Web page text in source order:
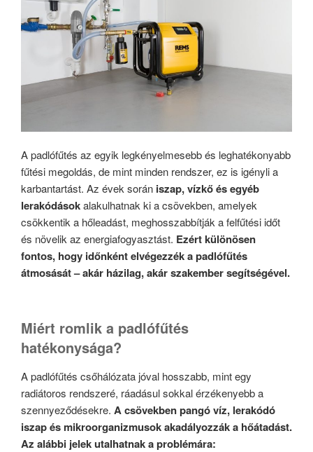
A padlófűtés az egyik legkényelmesebb és leghatékonyabb
fűtési megoldás, de mint minden rendszer, ez is igényli a
karbantartást. Az évek során iszap, vízkő és egyéb
lerakódásokalakulhatnak ki a csövekben, amelyek
csökkentik a hőleadást, meghosszabbítják a felfűtési időt
és növelik az energiafogyasztást. Ezért különösen
fontos, hogy időnként elvégezzék a padlófűtés
átmosását – akár házilag, akár szakember segítségével.
Miért romlik a padlófűtés
hatékonysága?
A padlófűtés csőhálózata jóval hosszabb, mint egy
radiátoros rendszeré, ráadásul sokkal érzékenyebb a
szennyeződésekre. A csövekben pangó víz, lerakódó
iszap és mikroorganizmusok akadályozzák a hőátadást.
Az alábbi jelek utalhatnak a problémára: